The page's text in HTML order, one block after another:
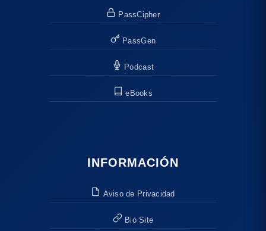
PassCipher
PassGen
Podcast
eBooks
INFORMACIÓN
Aviso de Privacidad
Bio Site